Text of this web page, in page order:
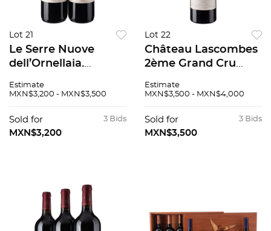
Lot 21
Le Serre Nuove
dell’Ornellaia.
dell’Ornellaia.
Bolgheri, Toscana,
Italia. 94/100. Pzas: 2.
Estimate
MXN$3,200 - MXN$3,500
3 Bids
Sold for
MXN$3,200
Lot 22
Château Lascombes
2ème Grand Cru
Margaux, Francia
/ 100
Estimate
MXN$3,500 - MXN$4,000
3 Bids
Sold for
MXN$3,500